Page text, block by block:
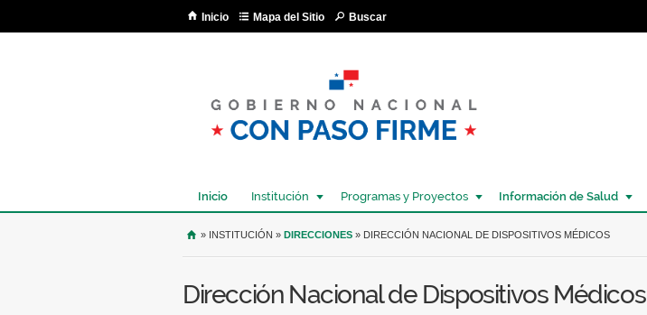
Inicio Mapa del Sitio Buscar
Inicio Institución Programas y Proyectos Información de Salud
USTED SE ENCUENTRA AQUÍ
» INSTITUCIÓN » DIRECCIONES » DIRECCIÓN NACIONAL DE DISPOSITIVOS MÉDICOS
Dirección Nacional de Dispositivos Médicos